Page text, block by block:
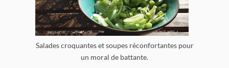
Salades croquantes et soupes réconfortantes pour
un moral de battante.